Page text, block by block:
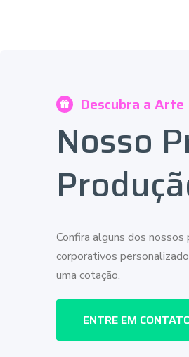
Descubra a Arte
Nosso
Confira alguns dos
corporativos
uma cotação.
ENTRE EM